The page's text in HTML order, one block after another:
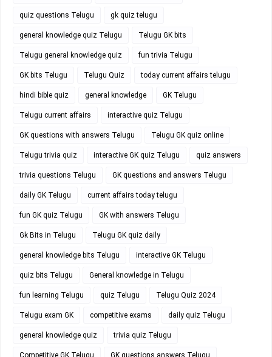
quiz questions Telugu gk quiz telugu
general knowledge quiz Telugu Telugu GK bits
Telugu general knowledge quiz fun trivia Telugu
GK bits Telugu Telugu Quiz today current affairs telugu
hindi bible quiz general knowledge GK Telugu
Telugu current affairs interactive quiz Telugu
GK questions with answers Telugu Telugu GK quiz online
Telugu trivia quiz interactive GK quiz Telugu quiz answers
trivia questions Telugu GK questions and answers Telugu
daily GK Telugu current affairs today telugu
fun GK quiz Telugu GK with answers Telugu
Gk Bits in Telugu Telugu GK quiz daily
general knowledge bits Telugu interactive GK Telugu
quiz bits Telugu General knowledge in Telugu
fun learning Telugu quiz Telugu Telugu Quiz 2024
Telugu exam GK competitive exams daily quiz Telugu
general knowledge quiz trivia quiz Telugu
Competitive GK Telugu GK questions answers Telugu